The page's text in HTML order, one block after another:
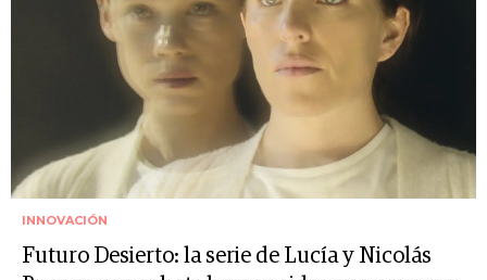
INNOVACIÓN
Futuro Desierto: la serie de Lucía y Nicolás